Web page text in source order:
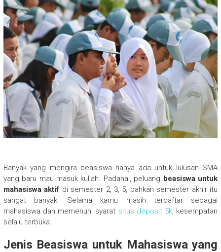
Banyak yang mengira beasiswa hanya ada untuk lulusan SMA
yang baru mau masuk kuliah. Padahal, peluang beasiswa untuk
mahasiswa aktif di semester 2, 3, 5, bahkan semester akhir itu
sangat banyak. Selama kamu masih terdaftar sebagai
mahasiswa dan memenuhi syarat situs deposit 5k, kesempatan
selalu terbuka.
Jenis Beasiswa untuk Mahasiswa yang